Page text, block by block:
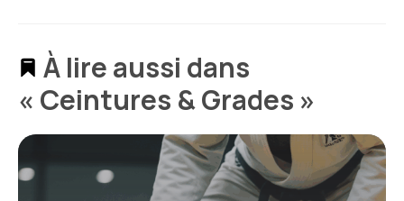
À lire aussi dans
« Ceintures & Grades »